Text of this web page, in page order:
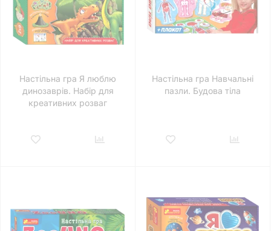
Настільна гра Я люблю
динозаврів. Набір для
креативних розваг
Настільна гра Навчальні
пазли. Будова тіла